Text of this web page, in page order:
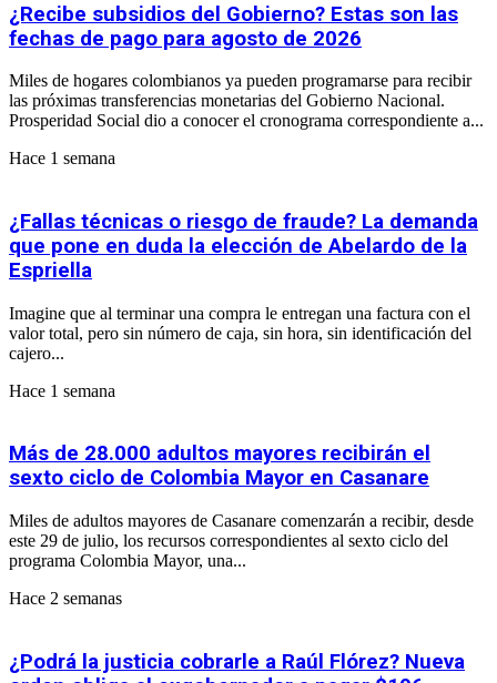
¿Recibe subsidios del Gobierno? Estas son las
fechas de pago para agosto de 2026
Miles de hogares colombianos ya pueden programarse para recibir
las próximas transferencias monetarias del Gobierno Nacional.
Prosperidad Social dio a conocer el cronograma correspondiente a...
Hace 1 semana
¿Fallas técnicas o riesgo de fraude? La demanda
que pone en duda la elección de Abelardo de la
Espriella
Imagine que al terminar una compra le entregan una factura con el
valor total, pero sin número de caja, sin hora, sin identificación del
cajero...
Hace 1 semana
Más de 28.000 adultos mayores recibirán el
sexto ciclo de Colombia Mayor en Casanare
Miles de adultos mayores de Casanare comenzarán a recibir, desde
este 29 de julio, los recursos correspondientes al sexto ciclo del
programa Colombia Mayor, una...
Hace 2 semanas
¿Podrá la justicia cobrarle a Raúl Flórez? Nueva